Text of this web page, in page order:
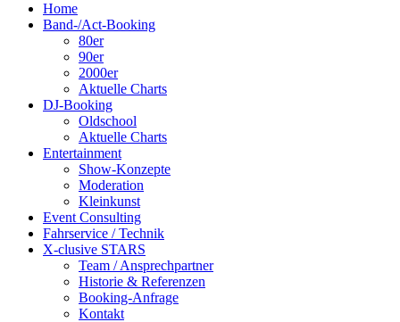
Home
Band-/Act-Booking
80er
90er
2000er
Aktuelle Charts
DJ-Booking
Oldschool
Aktuelle Charts
Entertainment
Show-Konzepte
Moderation
Kleinkunst
Event Consulting
Fahrservice / Technik
X-clusive STARS
Team / Ansprechpartner
Historie & Referenzen
Booking-Anfrage
Kontakt